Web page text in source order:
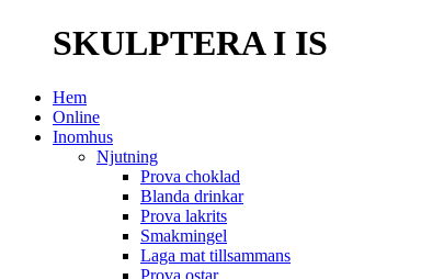
SKULPTERA I IS
Hem
Online
Inomhus
Njutning
Prova choklad
Blanda drinkar
Prova lakrits
Smakmingel
Laga mat tillsammans
Prova ostar